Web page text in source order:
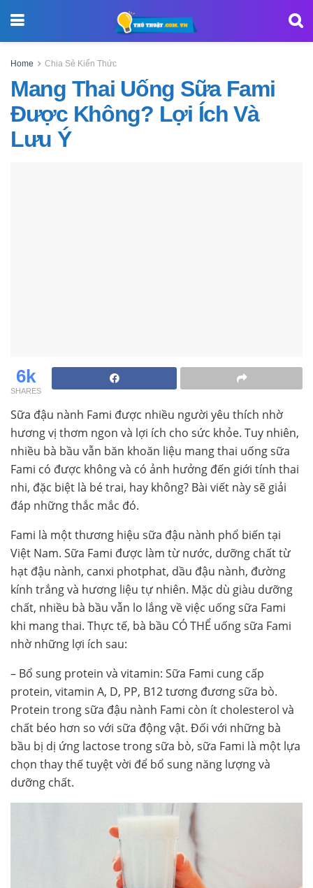
Home Chia Sẻ Kiến Thức
Mang Thai Uống Sữa Fami
Được Không? Lợi Ích Và
Lưu Ý
6k
SHARES
Sữa đậu nành Fami được nhiều người yêu thích nhờ
hương vị thơm ngon và lợi ích cho sức khỏe. Tuy nhiên,
nhiều bà bầu vẫn băn khoăn liệu mang thai uống sữa
Fami có được không và có ảnh hưởng đến giới tính thai
nhi, đặc biệt là bé trai, hay không? Bài viết này sẽ giải
đáp những thắc mắc đó.
Fami là một thương hiệu sữa đậu nành phổ biến tại
Việt Nam. Sữa Fami được làm từ nước, dưỡng chất từ
hạt đậu nành, canxi photphat, dầu đậu nành, đường
kính trắng và hương liệu tự nhiên. Mặc dù giàu dưỡng
chất, nhiều bà bầu vẫn lo lắng về việc uống sữa Fami
khi mang thai. Thực tế, bà bầu CÓ THỂ uống sữa Fami
nhờ những lợi ích sau:
– Bổ sung protein và vitamin: Sữa Fami cung cấp
protein, vitamin A, D, PP, B12 tương đương sữa bò.
Protein trong sữa đậu nành Fami còn ít cholesterol và
chất béo hơn so với sữa động vật. Đối với những bà
bầu bị dị ứng lactose trong sữa bò, sữa Fami là một lựa
chọn thay thế tuyệt vời để bổ sung năng lượng và
dưỡng chất.